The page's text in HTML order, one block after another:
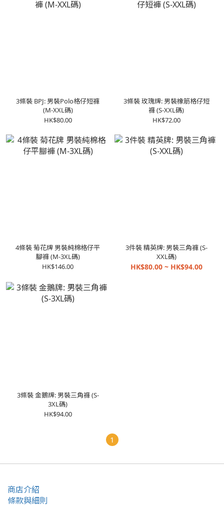
3條裝 BPJ: 男裝Polo格仔短褲
(M-XXL碼)
HK$80.00
3條裝 玫瑰牌: 男裝橡筋格仔短
褲 (S-XXL碼)
HK$72.00
4條裝 菊花牌 男裝純棉格仔平
腳褲 (M-3XL碼)
HK$146.00
3件裝 精英牌: 男裝三角褲 (S-
XXL碼)
HK$80.00 ~ HK$94.00
3條裝 金鵝牌: 男裝三角褲 (S-
3XL碼)
HK$94.00
1
商店介紹
條款與細則